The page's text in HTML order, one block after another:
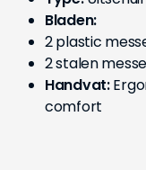
Bladen:
2 plastic
2 stalen
Handvat:
comfort